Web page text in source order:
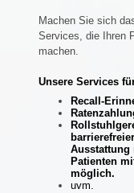
Machen Sie sich
Services, die Ihren
machen.
Unsere Services
Recall-
Ausstattung
Patienten
möglich.
uvm.